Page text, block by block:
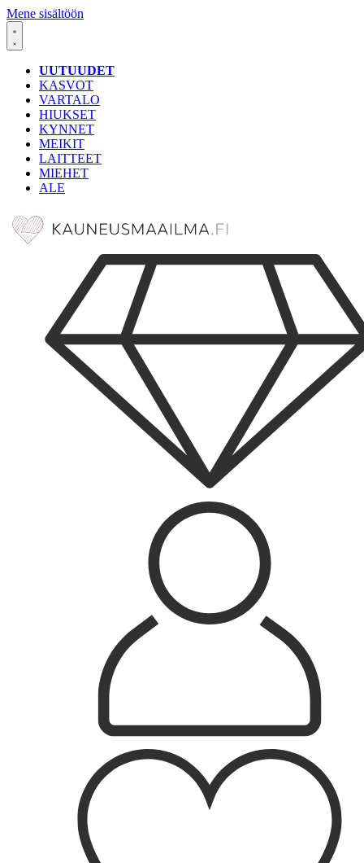
Mene sisältöön
UUTUUDET
KASVOT
VARTALO
HIUKSET
KYNNET
MEIKIT
LAITTEET
MIEHET
ALE